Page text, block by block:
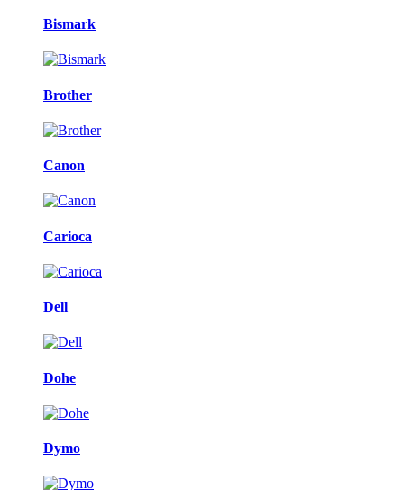
Bismark
Brother
Canon
Carioca
Dell
Dohe
Dymo